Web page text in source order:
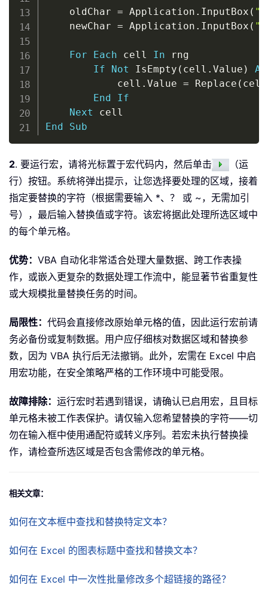
    oldChar
= Application . InputBox (
    newChar
= Application . InputBox (
For Each cell In rng
If
Not IsEmpty ( cell . Value )
            cell
. Value = Replace ( cell
End
If
Next
End
Sub
2. 要运行宏，请将光标置于宏代码内，然后单击
（运
行）按钮。系统将弹出提示，让您选择要处理的区域，接着
指定要替换的字符（根据需要输入 *、？ 或 ~，无需加引
号），最后输入替换值或字符。该宏将据此处理所选区域中
的每个单元格。
优势： VBA 自动化非常适合处理大量数据、跨工作表操
作，或嵌入更复杂的数据处理工作流中，能显著节省重复性
或大规模批量替换任务的时间。
局限性： 代码会直接修改原始单元格的值，因此运行宏前请
务必备份或复制数据。用户应仔细核对数据区域和替换参
数，因为 VBA 执行后无法撤销。此外，宏需在 Excel 中启
用宏功能，在安全策略严格的工作环境中可能受限。
故障排除： 运行宏时若遇到错误，请确认已启用宏，且目标
单元格未被工作表保护。请仅输入您希望替换的字符——切
勿在输入框中使用通配符或转义序列。若宏未执行替换操
作，请检查所选区域是否包含需修改的单元格。
相关文章：
如何在文本框中查找和替换特定文本？
如何在 Excel 的图表标题中查找和替换文本？
如何在 Excel 中一次性批量修改多个超链接的路径？